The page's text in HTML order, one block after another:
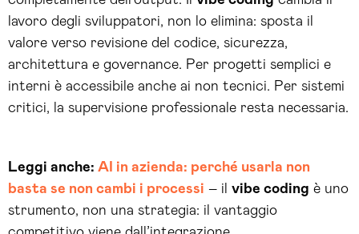
lavoro degli sviluppatori, non lo elimina: sposta il
valore verso revisione del codice, sicurezza,
architettura e governance. Per progetti semplici e
interni è accessibile anche ai non tecnici. Per sistemi
critici, la supervisione professionale resta necessaria.
Leggi anche: AI in azienda: perché usarla non
basta se non cambi i processi – il vibe coding è uno
strumento, non una strategia: il vantaggio